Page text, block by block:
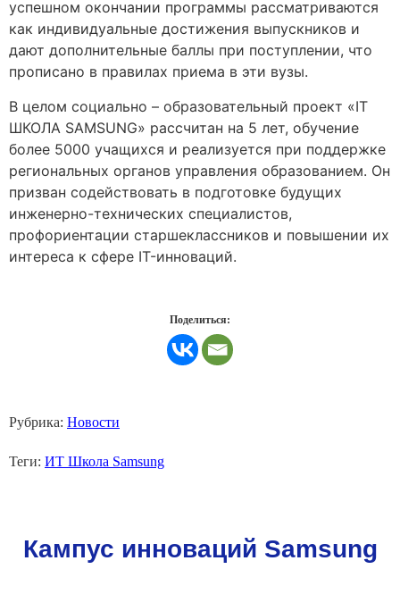
успешном окончании программы рассматриваются
как индивидуальные достижения выпускников и
дают дополнительные баллы при поступлении, что
прописано в правилах приема в эти вузы.
В целом социально – образовательный проект «IT
ШКОЛА SAMSUNG» рассчитан на 5 лет, обучение
более 5000 учащихся и реализуется при поддержке
региональных органов управления образованием. Он
призван содействовать в подготовке будущих
инженерно-технических специалистов,
профориентации старшеклассников и повышении их
интереса к сфере IT-инноваций.
Поделиться:
Рубрика: Новости
Теги: ИТ Школа Samsung
Кампус инноваций Samsung